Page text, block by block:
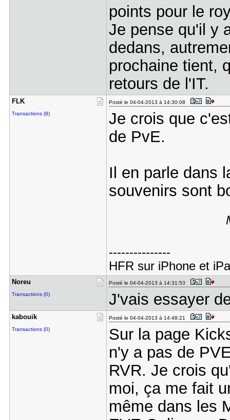
points pour le
Je pense qu'il y
dedans,
prochaine tient,
retours de l'IT.
FLK
Transactions (8)
Posté le 04-04-2013 à 14:30:08
Je crois que
de PvE.
Il en parle dans
souvenirs sont
---------------
HFR sur iPhone et
Noreu
Transactions (0)
Posté le 04-04-2013 à 14:31:53
J'vais essayer
kabouik
Transactions (0)
Posté le 04-04-2013 à 14:48:21
Sur la page
n'y a pas de
RVR. Je crois
moi, ça me fait
même dans les